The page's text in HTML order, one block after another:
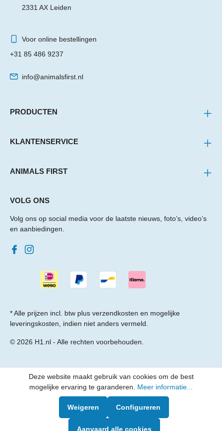
2331 AX Leiden
Voor online bestellingen
+31 85 486 9237
info@animalsfirst.nl
PRODUCTEN
KLANTENSERVICE
ANIMALS FIRST
VOLG ONS
Volg ons op social media voor de laatste nieuws, foto’s, video’s
en aanbiedingen.
* Alle prijzen incl. btw plus verzendkosten en mogelijke
leveringskosten, indien niet anders vermeld.
© 2026 H1.nl - Alle rechten voorbehouden.
Deze website maakt gebruik van cookies om de best
mogelijke ervaring te garanderen. Meer informatie...
Weigeren Configureren
Aanvaard alle cookies